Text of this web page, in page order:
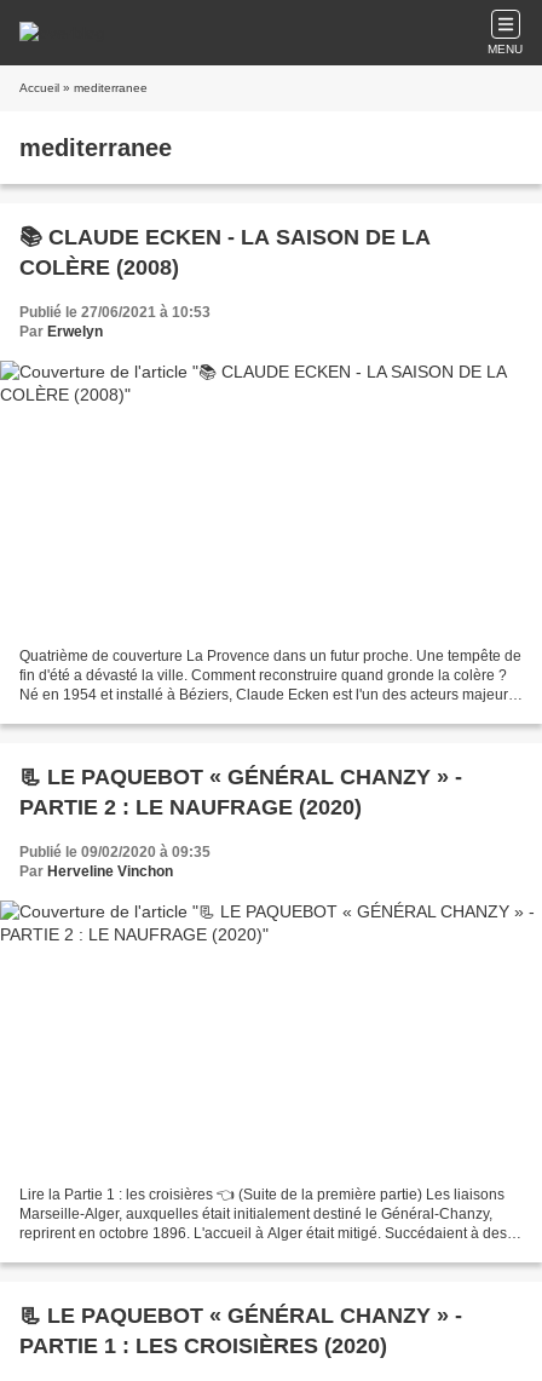
MENU
Accueil » mediterranee
mediterranee
📚 CLAUDE ECKEN - LA SAISON DE LA
COLÈRE (2008)
Publié le 27/06/2021 à 10:53
Par Erwelyn
Quatrième de couverture La Provence dans un futur proche. Une tempête de
fin d'été a dévasté la ville. Comment reconstruire quand gronde la colère ?
Né en 1954 et installé à Béziers, Claude Ecken est l'un des acteurs majeurs
📃 LE PAQUEBOT « GÉNÉRAL CHANZY » -
PARTIE 2 : LE NAUFRAGE (2020)
Publié le 09/02/2020 à 09:35
Par Herveline Vinchon
Lire la Partie 1 : les croisières 👈 (Suite de la première partie) Les liaisons
Marseille-Alger, auxquelles était initialement destiné le Général-Chanzy,
reprirent en octobre 1896. L'accueil à Alger était mitigé. Succédaient à des
📃 LE PAQUEBOT « GÉNÉRAL CHANZY » -
PARTIE 1 : LES CROISIÈRES (2020)